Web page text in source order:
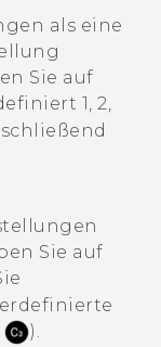
als eine
Sie auf
1, 2,
Sie auf
).